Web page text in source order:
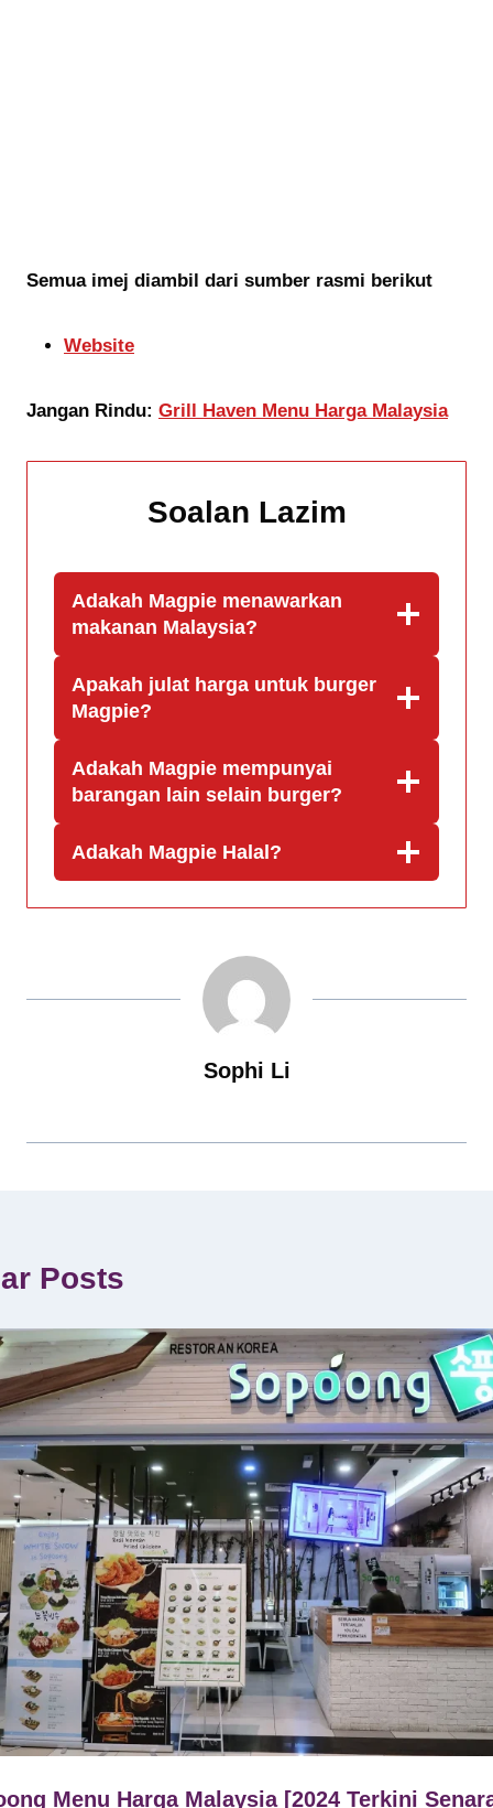
Semua imej diambil dari sumber rasmi berikut
Website
Jangan Rindu: Grill Haven Menu Harga Malaysia
Soalan Lazim
Adakah Magpie menawarkan
makanan Malaysia?
Apakah julat harga untuk burger
Magpie?
Adakah Magpie mempunyai
barangan lain selain burger?
Adakah Magpie Halal?
Sophi Li
Posts
Menu Harga Malaysia [2024 Terkini